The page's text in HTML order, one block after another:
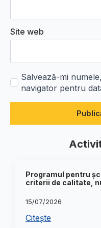
Site web
Salvează-mi
navigator pentru
Programul pentru
criterii de calitate,
15/07/2026
Citește